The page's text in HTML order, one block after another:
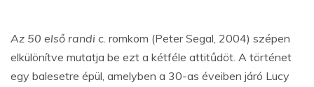
Az 50 első randi c. romkom (Peter Segal, 2004) szépen
elkülönítve mutatja be ezt a kétféle attitűdöt. A történet
egy balesetre épül, amelyben a 30-as éveiben járó Lucy